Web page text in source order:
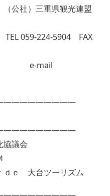
県観光連盟
5904 FAX
議会
ｅ 大台ツーリズム